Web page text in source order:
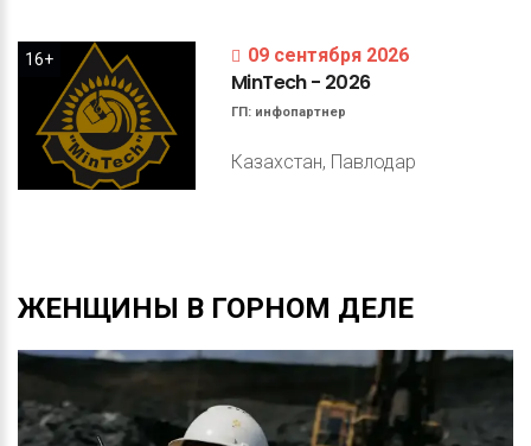
16+ 09 сентября 2026
MinTech- 2026
ГП: инфопартнер
Казахстан, Павлодар
ЖЕНЩИНЫ В ГОРНОМ ДЕЛЕ